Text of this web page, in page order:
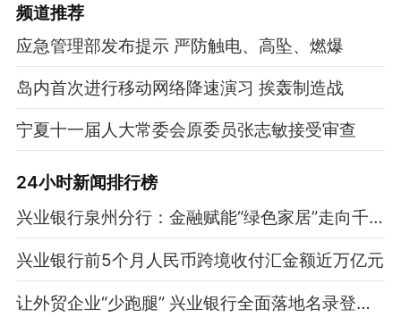
频道推荐
应急管理部发布提示 严防触电、高坠、燃爆
岛内首次进行移动网络降速演习 挨轰制造战
宁夏十一届人大常委会原委员张志敏接受审查
24小时新闻排行榜
兴业银行泉州分行：金融赋能“绿色家居”走向千家万户
兴业银行前5个月人民币跨境收付汇金额近万亿元
让外贸企业“少跑腿” 兴业银行全面落地名录登记业务